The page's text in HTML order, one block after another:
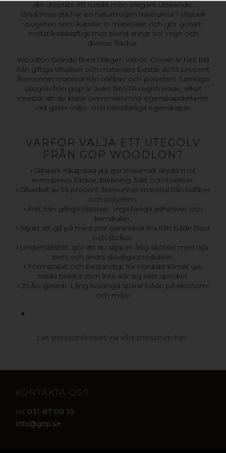
din uteplats ett rustikt men elegant utseende.
Brädornas yta har en naturtrogen trästruktur i slitstark
polyeten som kapslar in materialet och gör golvet
motståndskraftigt mot bland annat sol, regn och
diverse fläckar.
Woodlon Grande finns i färgen valnöt. Golvet är helt fritt
från giftiga tillsatser och materialet består av 95 procent
återvunnet material från träfiber och polyeten. Samtliga
utegolv från gop är även BASTA-registrerade, vilket
innebär att de klarar överenskomna egenskapskriterier
vad gäller miljö- och hälsofarliga egenskaper.
VARFÖR VÄLJA ETT UTEGOLV
FRÅN GOP WOODLON?
› Slitstark inkapslad yta ger maximalt skydd mot
exempelvis fläckar, blekning, fukt och insekter.
› Tillverkat av 95 procent återvunnet material från träfiber
och polyeten.
› Fritt från giftiga tillsatser. Inga farliga adhesiver och
kemikalier.
› Mjukt att gå på med ytor garanterat fria från både flisor
och stickor.
› Underhållsfritt, gör att du slipper årlig skötsel med olja,
bets och andra skadliga produkter.
› Formstabilt och beständigt för nordiskt klimat ger
solida brädor som inte slår sig eller spricker.
› 25 års garanti. Lång livslängd sparar både på ekonomi
och miljö!
Läs pressutskicket via vårt pressrum här.
KONTAKTA OSS
Tel: 031-87 00 10
info@gop.se